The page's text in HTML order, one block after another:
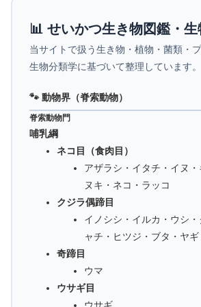
📊 せいかつ生き物図鑑・
当サイトで扱う生き物・植物・菌類・
生物分類学に基づいて整理しています。
🐾 動物界（脊索動物）
脊索動物門
哺乳綱
ネコ目（食肉目）
アザラシ・イタチ・イヌ
ヌキ・ネコ・ラッコ
クジラ偶蹄目
イノシシ・イルカ・ウシ
ャチ・ヒツジ・ブタ・ヤギ
奇蹄目
ウマ
ウサギ目